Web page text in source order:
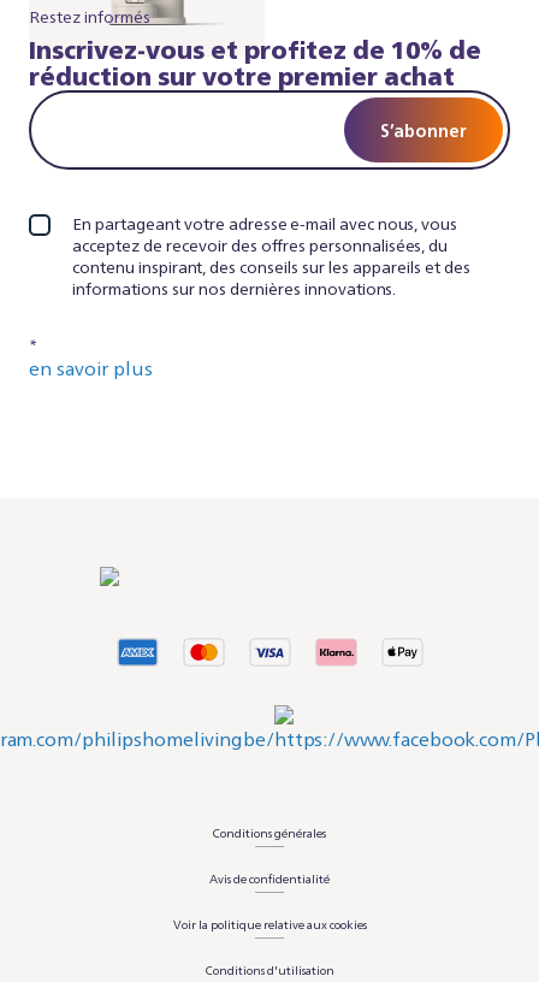
Restez informés
Inscrivez-vous et profitez de 10% de
réduction sur votre premier achat
S’abonner
En partageant votre adresse e-mail avec nous, vous
acceptez de recevoir des offres personnalisées, du
contenu inspirant, des conseils sur les appareils et des
informations sur nos dernières innovations.
*
en savoir plus
Conditions générales
Avis de confidentialité
Voir la politique relative aux cookies
Conditions d'utilisation